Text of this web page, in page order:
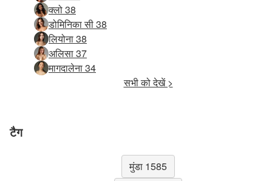
क्लो 38
डोमिनिका सी 38
लियोना 38
अलिसा 37
मागदालेना 34
सभी को देखें >
टैग
मुंडा 1585